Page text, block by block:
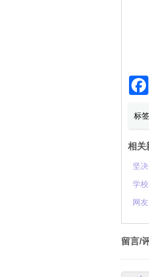
标
相关
坚
学
网
留言/